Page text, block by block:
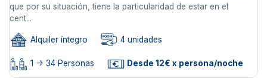
que por su situación, tiene la particularidad de estar en el
cent...
Alquiler íntegro 4 unidades
1 -> 34 Personas Desde 12€ x persona/noche